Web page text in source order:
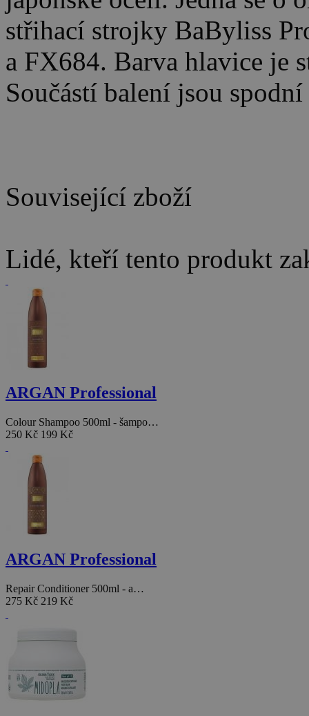
střihací strojky BaByliss
a FX684. Barva hlavice je
Součástí balení jsou
Související zboží
Lidé, kteří tento produkt
ARGAN Professional
Colour Shampoo 500ml - šampo…
250 Kč 199 Kč
ARGAN Professional
Repair Conditioner 500ml - a…
275 Kč 219 Kč